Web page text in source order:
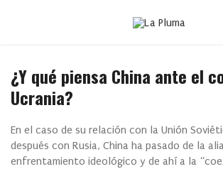
¿Y qué piensa China ante el
Ucrania?
En el caso de su relación con la Unión
después con Rusia, China ha pasado de la
enfrentamiento ideológico y de ahí a la